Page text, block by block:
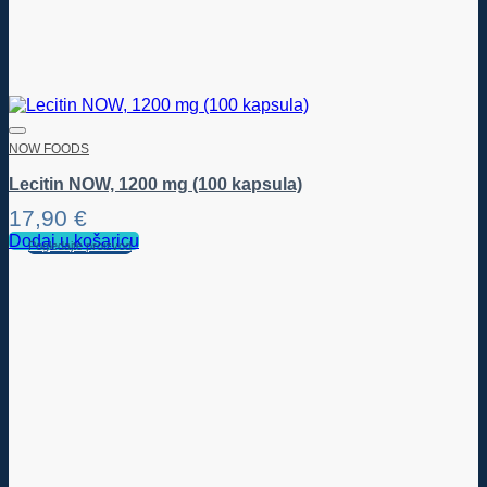
NOW FOODS
Lecitin NOW, 1200 mg (100 kapsula)
17,90 €
Dodaj u košaricu
Pogledajte proizvod